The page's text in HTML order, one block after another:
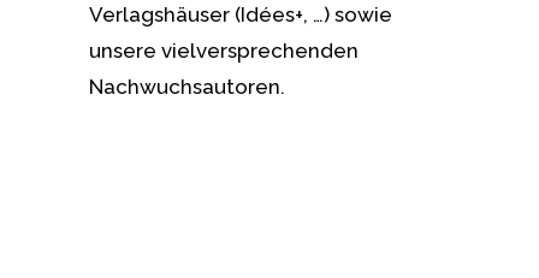
Verlagshäuser (Idées+, …) sowie
unsere vielversprechenden
Nachwuchsautoren.